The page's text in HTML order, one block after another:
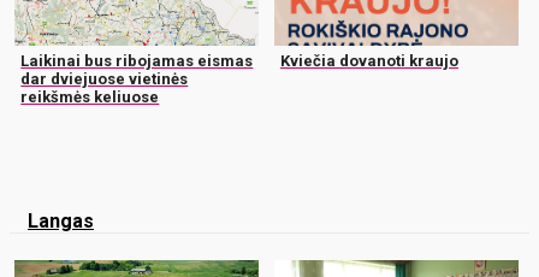
Laikinai bus ribojamas eismas
dar dviejuose vietinės
reikšmės keliuose
Kviečia dovanoti kraujo
Langas